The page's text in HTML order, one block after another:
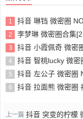
1 抖音 琳铛 微密圈
2 李梦琳 微密圈合集
3 抖音 小霞佩奇 微密圈
4 抖音 智桃lucky 微密
5 抖音 左公子 微密圈
6 抖音 拉面熊 微密圈
上一篇 抖音 突变的柠檬